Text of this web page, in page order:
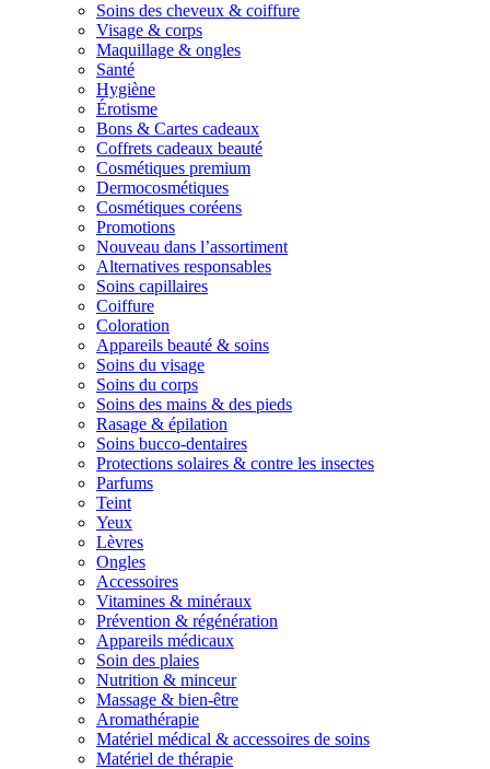
Soins des cheveux & coiffure
Visage & corps
Maquillage & ongles
Santé
Hygiène
Érotisme
Bons & Cartes cadeaux
Coffrets cadeaux beauté
Cosmétiques premium
Dermocosmétiques
Cosmétiques coréens
Promotions
Nouveau dans l’assortiment
Alternatives responsables
Soins capillaires
Coiffure
Coloration
Appareils beauté & soins
Soins du visage
Soins du corps
Soins des mains & des pieds
Rasage & épilation
Soins bucco-dentaires
Protections solaires & contre les insectes
Parfums
Teint
Yeux
Lèvres
Ongles
Accessoires
Vitamines & minéraux
Prévention & régénération
Appareils médicaux
Soin des plaies
Nutrition & minceur
Massage & bien-être
Aromathérapie
Matériel médical & accessoires de soins
Matériel de thérapie